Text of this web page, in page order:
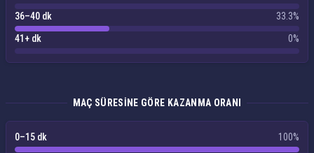
36–40 dk
33.3%
41+ dk
0%
MAÇ SÜRESINE GÖRE KAZANMA ORANI
0–15 dk
100%